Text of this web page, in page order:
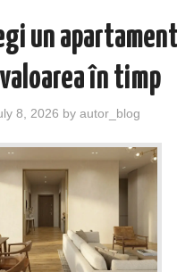
un
în timp
8, 2026 by autor_blog